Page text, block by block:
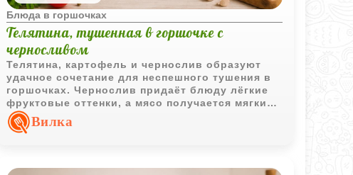
Блюда в горшочках
Телятина, тушенная в горшочке с
черносливом
Телятина, картофель и чернослив образуют
удачное сочетание для неспешного тушения в
горшочках. Чернослив придаёт блюду лёгкие
фруктовые оттенки, а мясо получается мягким
и ароматным.
Вилка